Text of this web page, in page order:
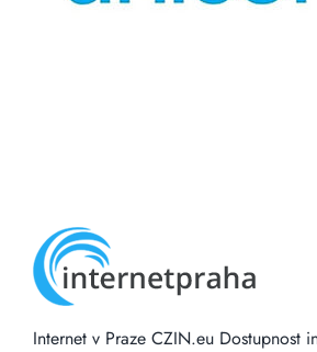
Internet v Praze CZIN.eu Dostupnost